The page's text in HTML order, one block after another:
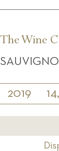
The Wine
2019